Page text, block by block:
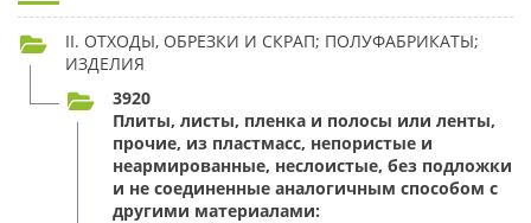
II. ОТХОДЫ, ОБРЕЗКИ И СКРАП; ПОЛУФАБРИКАТЫ;
ИЗДЕЛИЯ
3920
Плиты, листы, пленка и полосы или ленты,
прочие, из пластмасс, непористые и
неармированные, неслоистые, без подложки
и не соединенные аналогичным способом с
другими материалами: